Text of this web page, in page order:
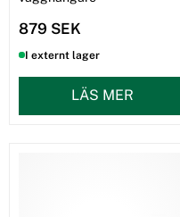
879 SEK
I externt lager
LÄS MER